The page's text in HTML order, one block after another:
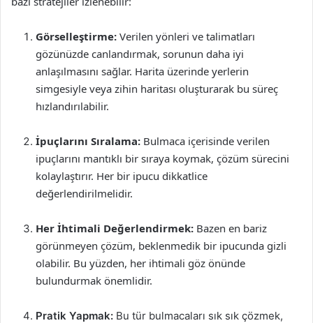
Görselleştirme: Verilen yönleri ve talimatları
gözünüzde canlandırmak, sorunun daha iyi
anlaşılmasını sağlar. Harita üzerinde yerlerin
simgesiyle veya zihin haritası oluşturarak bu süreç
hızlandırılabilir.
İpuçlarını Sıralama: Bulmaca içerisinde verilen
ipuçlarını mantıklı bir sıraya koymak, çözüm sürecini
kolaylaştırır. Her bir ipucu dikkatlice
değerlendirilmelidir.
Her İhtimali Değerlendirmek: Bazen en bariz
görünmeyen çözüm, beklenmedik bir ipucunda gizli
olabilir. Bu yüzden, her ihtimali göz önünde
bulundurmak önemlidir.
Pratik Yapmak: Bu tür bulmacaları sık sık çözmek,